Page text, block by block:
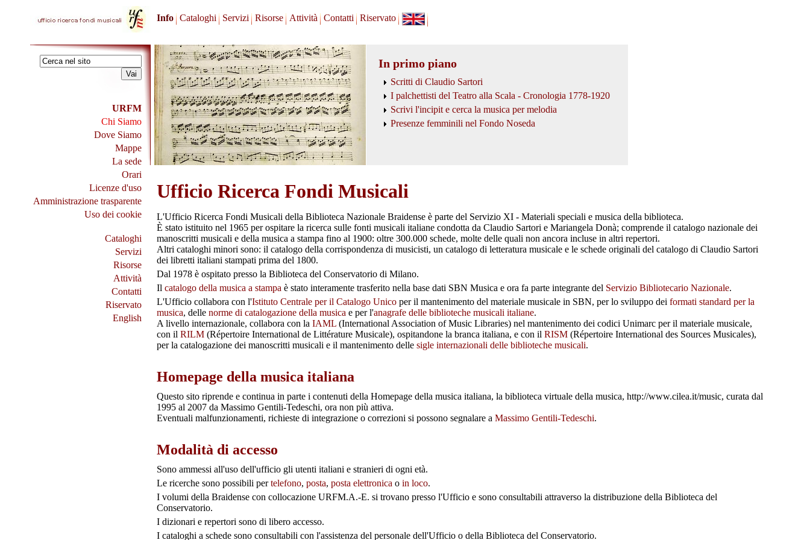
URFM
Chi Siamo
Dove Siamo
Mappe
La sede
Orari
Licenze d'uso
Amministrazione trasparente
Uso dei cookie
Cataloghi
Servizi
Risorse
Attività
Contatti
Riservato
English
Info Cataloghi Servizi Risorse Attività Contatti Riservato
In primo piano
Scritti di Claudio Sartori
I palchettisti del Teatro alla Scala - Cronologia 1778-1920
Scrivi l'incipit e cerca la musica per melodia
Presenze femminili nel Fondo Noseda
Ufficio Ricerca Fondi Musicali
L'Ufficio Ricerca Fondi Musicali della Biblioteca Nazionale Braidense è parte del Servizio XI - Materiali speciali e musica della biblioteca.
È stato istituito nel 1965 per ospitare la ricerca sulle fonti musicali italiane condotta da Claudio Sartori e Mariangela Donà; comprende il catalogo nazionale dei
manoscritti musicali e della musica a stampa fino al 1900: oltre 300.000 schede, molte delle quali non ancora incluse in altri repertori.
Altri cataloghi minori sono: il catalogo della corrispondenza di musicisti, un catalogo di letteratura musicale e le schede originali del catalogo di Claudio Sartori
dei libretti italiani stampati prima del 1800.
Dal 1978 è ospitato presso la Biblioteca del Conservatorio di Milano.
Il catalogo della musica a stampa è stato interamente trasferito nella base dati SBN Musica e ora fa parte integrante del Servizio Bibliotecario Nazionale.
L'Ufficio collabora con l'Istituto Centrale per il Catalogo Unico per il mantenimento del materiale musicale in SBN, per lo sviluppo dei formati standard per la
musica, delle norme di catalogazione della musica e per l'anagrafe delle biblioteche musicali italiane.
A livello internazionale, collabora con la IAML (International Association of Music Libraries) nel mantenimento dei codici Unimarc per il materiale musicale,
con il RILM (Répertoire International de Littérature Musicale), ospitandone la branca italiana, e con il RISM (Répertoire International des Sources Musicales),
per la catalogazione dei manoscritti musicali e il mantenimento delle sigle internazionali delle biblioteche musicali.
Homepage della musica italiana
Questo sito riprende e continua in parte i contenuti della Homepage della musica italiana, la biblioteca virtuale della musica, http://www.cilea.it/music, curata dal
1995 al 2007 da Massimo Gentili-Tedeschi, ora non più attiva.
Eventuali malfunzionamenti, richieste di integrazione o correzioni si possono segnalare a Massimo Gentili-Tedeschi.
Modalità di accesso
Sono ammessi all'uso dell'ufficio gli utenti italiani e stranieri di ogni età.
Le ricerche sono possibili pertelefono, posta, posta elettronica o in loco.
I volumi della Braidense con collocazione URFM.A.-E. si trovano presso l'Ufficio e sono consultabili attraverso la distribuzione della Biblioteca del
Conservatorio.
I dizionari e repertori sono di libero accesso.
I cataloghi a schede sono consultabili con l'assistenza del personale dell'Ufficio o della Biblioteca del Conservatorio.